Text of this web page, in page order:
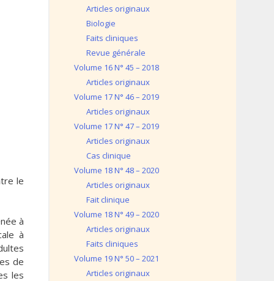
le
à
à
de
les
Articles originaux
Biologie
Faits cliniques
Revue générale
Volume 16 N° 45 – 2018
Articles originaux
Volume 17 N° 46 – 2019
Articles originaux
Volume 17 N° 47 – 2019
Articles originaux
Cas clinique
Volume 18 N° 48 – 2020
Articles originaux
Fait clinique
Volume 18 N° 49 – 2020
Articles originaux
Faits cliniques
Volume 19 N° 50 – 2021
Articles originaux